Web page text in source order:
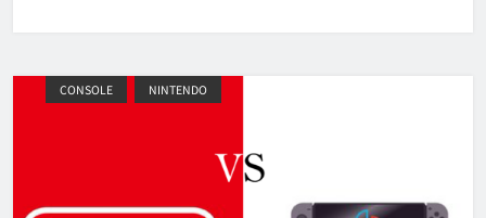
CONSOLE NINTENDO